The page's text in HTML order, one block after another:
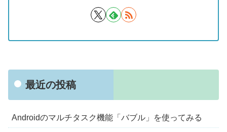
最近の投稿
Androidのマルチタスク機能「バブル」を使ってみる